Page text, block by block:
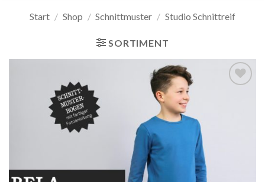
Start / Shop / Schnittmuster / Studio Schnittreif
SORTIMENT